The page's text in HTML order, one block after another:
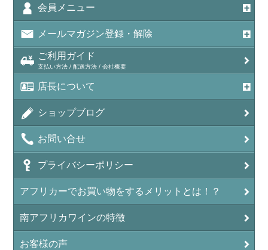
会員メニュー
メールマガジン登録・解除
ご利用ガイド
支払い方法 / 配送方法 / 会社概要
店長について
ショップブログ
お問い合せ
プライバシーポリシー
アフリカーでお買い物をするメリットとは！？
南アフリカワインの特徴
お客様の声